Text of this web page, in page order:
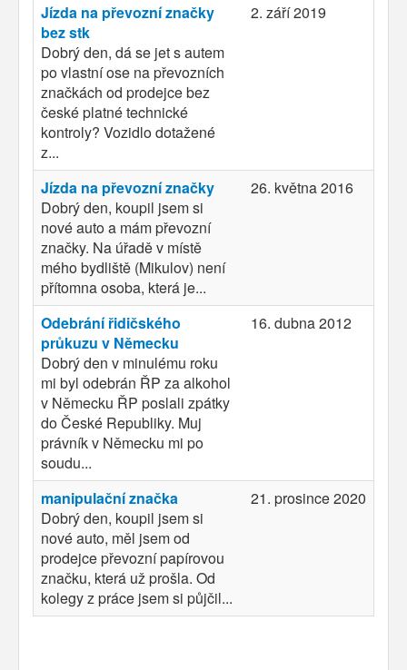
Jízda na převozní značky
bez stk
Dobrý den, dá se jet s autem
po vlastní ose na převozních
značkách od prodejce bez
české platné technické
kontroly? Vozidlo dotažené
z...
2. září 2019
Jízda na převozní značky
Dobrý den, koupil jsem si
nové auto a mám převozní
značky. Na úřadě v místě
mého bydliště (Mikulov) není
přítomna osoba, která je...
26. května 2016
Odebrání řidičského
průkuzu v Německu
Dobrý den v minulému roku
mi byl odebrán ŘP za alkohol
v Německu ŘP poslali zpátky
do České Republiky. Muj
právník v Německu mi po
soudu...
16. dubna 2012
manipulační značka
Dobrý den, koupil jsem si
nové auto, měl jsem od
prodejce převozní papírovou
značku, která už prošla. Od
kolegy z práce jsem si půjčil...
21. prosince 2020